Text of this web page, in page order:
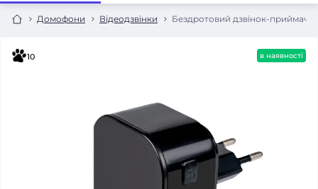
Домофони Відеодзвінки Бездротовий дзвінок-приймач
10 в наявності